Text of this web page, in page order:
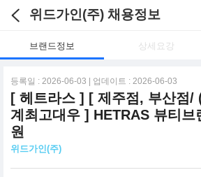
위드가인(주) 채용정보
브랜드정보 상세요강
등록일 : 2026-06-03 | 업데이트 : 2026-06-03
[ 헤트라스 ] [ 제주점, 부산점/
계최고대우 ] HETRAS 뷰티브
원
위드가인(주)